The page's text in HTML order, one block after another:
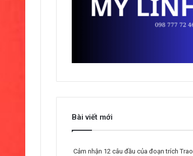
Bài viết mới
Cảm nhận 12 câu đầu của đoạn trích Trao